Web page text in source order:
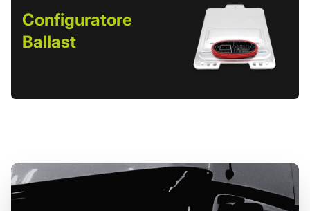
Configuratore
Ballast